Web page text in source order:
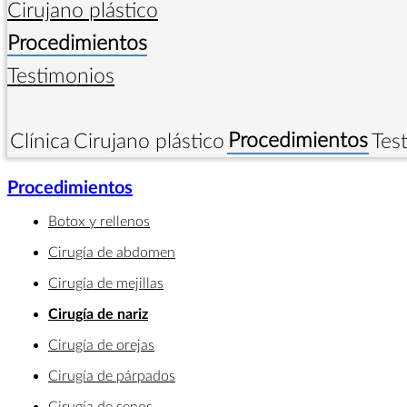
Cirujano plástico
Procedimientos
Testimonios
Clínica Cirujano plástico Procedimientos
Procedimientos
Botox y rellenos
Cirugía de abdomen
Cirugía de mejillas
Cirugía de nariz
Cirugía de orejas
Cirugía de párpados